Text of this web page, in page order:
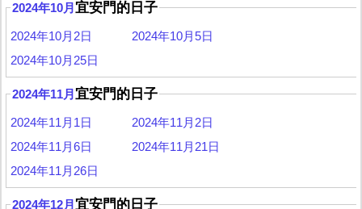
2024年10月 宜安門的日子
2024年10月2日
2024年10月5日
2024年10月25日
2024年11月 宜安門的日子
2024年11月1日
2024年11月2日
2024年11月6日
2024年11月21日
2024年11月26日
2024年12月 宜安門的日子